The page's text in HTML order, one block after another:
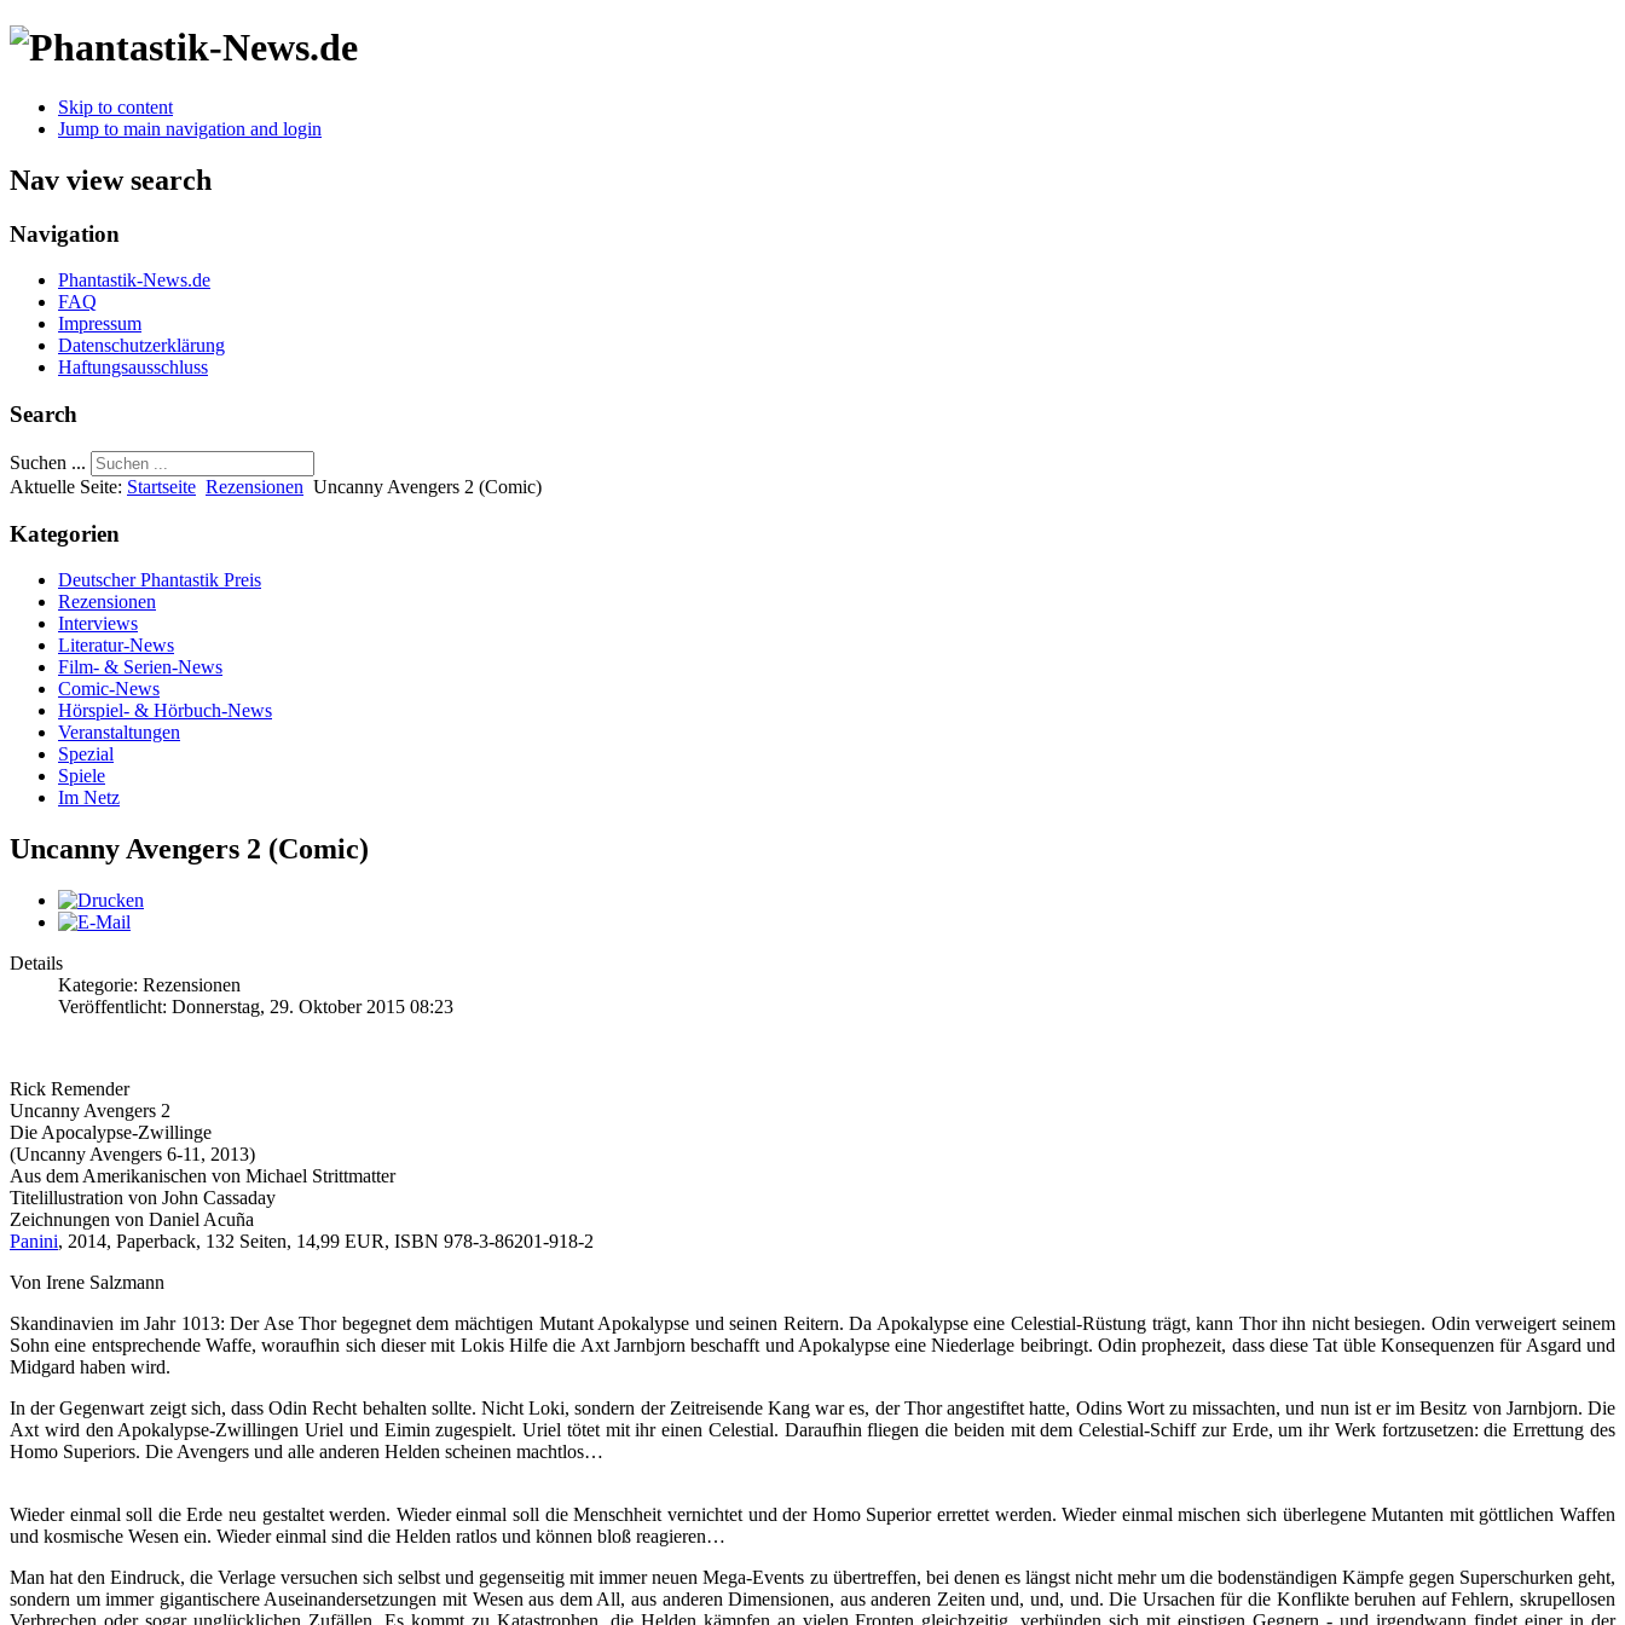
Skip to content
Jump to main navigation and login
Nav view search
Navigation
Phantastik-News.de
FAQ
Impressum
Datenschutzerklärung
Haftungsausschluss
Search
Suchen ...
Aktuelle Seite: Startseite Rezensionen Uncanny Avengers 2 (Comic)
Kategorien
Deutscher Phantastik Preis
Rezensionen
Interviews
Literatur-News
Film- & Serien-News
Comic-News
Hörspiel- & Hörbuch-News
Veranstaltungen
Spezial
Spiele
Im Netz
Uncanny Avengers 2 (Comic)
Details
Kategorie: Rezensionen
Veröffentlicht: Donnerstag, 29. Oktober 2015 08:23
Rick Remender
Uncanny Avengers 2
Die Apocalypse-Zwillinge
(Uncanny Avengers 6-11, 2013)
Aus dem Amerikanischen von Michael Strittmatter
Titelillustration von John Cassaday
Zeichnungen von Daniel Acuña
Panini, 2014, Paperback, 132 Seiten, 14,99 EUR, ISBN 978-3-86201-918-2
Von Irene Salzmann
Skandinavien im Jahr 1013: Der Ase Thor begegnet dem mächtigen Mutant Apokalypse und seinen Reitern. Da Apokalypse eine Celestial-Rüstung trägt, kann Thor ihn nicht besiegen. Odin verweigert seinem
Sohn eine entsprechende Waffe, woraufhin sich dieser mit Lokis Hilfe die Axt Jarnbjorn beschafft und Apokalypse eine Niederlage beibringt. Odin prophezeit, dass diese Tat üble Konsequenzen für Asgard und
Midgard haben wird.
In der Gegenwart zeigt sich, dass Odin Recht behalten sollte. Nicht Loki, sondern der Zeitreisende Kang war es, der Thor angestiftet hatte, Odins Wort zu missachten, und nun ist er im Besitz von Jarnbjorn. Die
Axt wird den Apokalypse-Zwillingen Uriel und Eimin zugespielt. Uriel tötet mit ihr einen Celestial. Daraufhin fliegen die beiden mit dem Celestial-Schiff zur Erde, um ihr Werk fortzusetzen: die Errettung des
Homo Superiors. Die Avengers und alle anderen Helden scheinen machtlos…
Wieder einmal soll die Erde neu gestaltet werden. Wieder einmal soll die Menschheit vernichtet und der Homo Superior errettet werden. Wieder einmal mischen sich überlegene Mutanten mit göttlichen Waffen
und kosmische Wesen ein. Wieder einmal sind die Helden ratlos und können bloß reagieren…
Man hat den Eindruck, die Verlage versuchen sich selbst und gegenseitig mit immer neuen Mega-Events zu übertreffen, bei denen es längst nicht mehr um die bodenständigen Kämpfe gegen Superschurken geht,
sondern um immer gigantischere Auseinandersetzungen mit Wesen aus dem All, aus anderen Dimensionen, aus anderen Zeiten und, und, und. Die Ursachen für die Konflikte beruhen auf Fehlern, skrupellosen
Verbrechen oder sogar unglücklichen Zufällen. Es kommt zu Katastrophen, die Helden kämpfen an vielen Fronten gleichzeitig, verbünden sich mit einstigen Gegnern - und irgendwann findet einer in der